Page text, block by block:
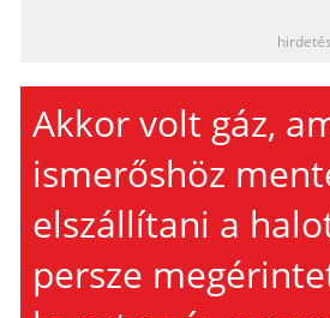
hirdetés
Akkor volt gáz,
ismerőshöz
elszállítani a
persze